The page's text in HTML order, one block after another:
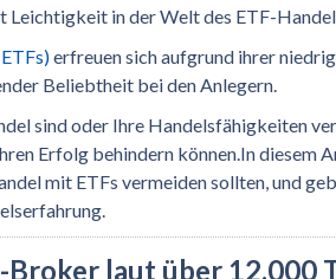
Leichtigkeit in der Welt des ETF-
erfreuen sich aufgrund ihrer
Beliebtheit bei den Anlegern.
sind oder Ihre Handelsfähigkeiten
Erfolg behindern können.In diesem
mit ETFs vermeiden sollten, und
Broker laut über 12.000